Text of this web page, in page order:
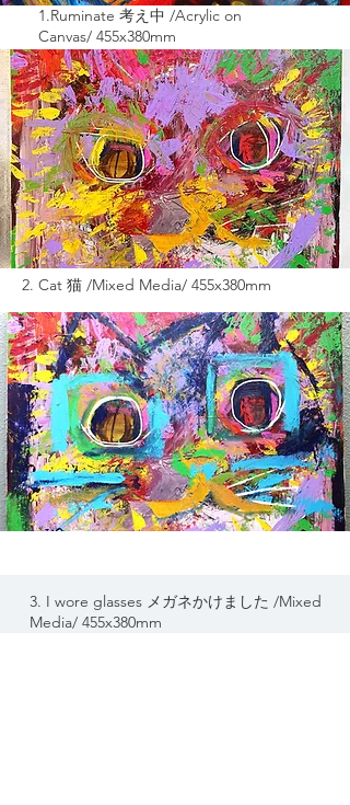
1.Ruminate 考え中 /Acrylic on
Canvas/ 455x380mm
2. Cat 猫 /Mixed Media/ 455x380mm
3. I wore glasses メガネかけました /Mixed
Media/ 455x380mm